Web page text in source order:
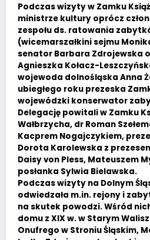
Podczas wizyty w Zamku
ministrze kultury oprócz
zespołu ds. ratowania
(wicemarszałkini sejmu
senator Barbara Zdrojewska
Agnieszka Kołacz-
wojewoda dolnośląska Anna
ubiegłego roku prezeska
wojewódzki konserwator
Delegację powitali w Zamku
Wałbrzycha, dr Roman
Kacprem Nogajczykiem,
Dorota Karolewska z
Daisy von Pless, Mateuszem
posłanka Sylwia Bielawska.
Podczas wizyty na Dolnym
odwiedzała m.in. rejony i
na skutek powodzi. Wśród
domu z XIX w. w Starym
Onufrego w Stroniu Śląskim,